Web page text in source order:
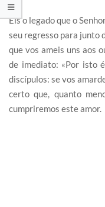
Eis o legado que o
seu regresso para junto
que vos ameis uns aos
de imediato: «Por isto
discípulos: se vos
certo que, quanto
cumpriremos este amor.